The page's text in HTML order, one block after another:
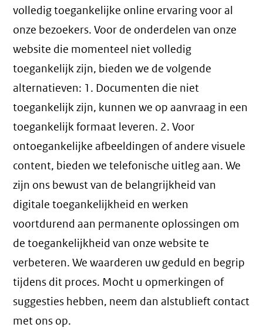
volledig toegankelijke online ervaring voor al
onze bezoekers. Voor de onderdelen van onze
website die momenteel niet volledig
toegankelijk zijn, bieden we de volgende
alternatieven: 1. Documenten die niet
toegankelijk zijn, kunnen we op aanvraag in een
toegankelijk formaat leveren. 2. Voor
ontoegankelijke afbeeldingen of andere visuele
content, bieden we telefonische uitleg aan. We
zijn ons bewust van de belangrijkheid van
digitale toegankelijkheid en werken
voortdurend aan permanente oplossingen om
de toegankelijkheid van onze website te
verbeteren. We waarderen uw geduld en begrip
tijdens dit proces. Mocht u opmerkingen of
suggesties hebben, neem dan alstublieft contact
met ons op.